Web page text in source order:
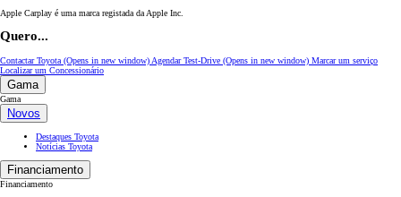
Apple Carplay é uma marca registada da Apple Inc.
Quero...
Contactar Toyota (Opens in new window) Agendar Test-Drive (Opens in new window) Marcar um serviço
Localizar um Concessionário
Gama
Gama
Novos
Destaques Toyota
Notícias Toyota
Financiamento
Financiamento